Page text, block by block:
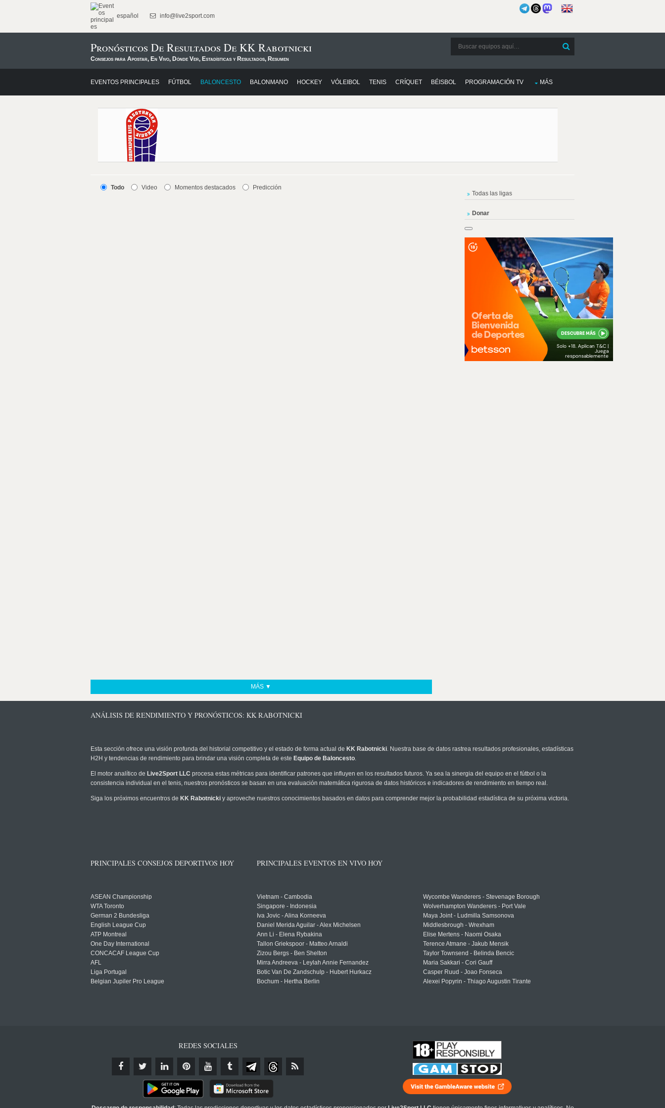
español info@live2sport.com
Pronósticos De Resultados De KK Rabotnicki
Consejos para Apostar, En Vivo, Dónde Ver, Estadísticas y Resultados, Resumen
EVENTOS PRINCIPALES FÚTBOL BALONCESTO BALONMANO HOCKEY VÓLEIBOL TENIS CRÍQUET BÉISBOL PROGRAMACIÓN TV MÁS
Todo Video Momentos destacados Predicción
MÁS ▼
Todas las ligas
Donar
ANÁLISIS DE RENDIMIENTO Y PRONÓSTICOS: KK RABOTNICKI
Esta sección ofrece una visión profunda del historial competitivo y el estado de forma actual de KK Rabotnicki. Nuestra base de datos rastrea resultados profesionales, estadísticas
H2H y tendencias de rendimiento para brindar una visión completa de este Equipo de Baloncesto.
El motor analítico de Live2Sport LLC procesa estas métricas para identificar patrones que influyen en los resultados futuros. Ya sea la sinergia del equipo en el fútbol o la
consistencia individual en el tenis, nuestros pronósticos se basan en una evaluación matemática rigurosa de datos históricos e indicadores de rendimiento en tiempo real.
Siga los próximos encuentros de KK Rabotnicki y aproveche nuestros conocimientos basados en datos para comprender mejor la probabilidad estadística de su próxima victoria.
PRINCIPALES CONSEJOS DEPORTIVOS HOY
ASEAN Championship
WTA Toronto
German 2 Bundesliga
English League Cup
ATP Montreal
One Day International
CONCACAF League Cup
AFL
Liga Portugal
Belgian Jupiler Pro League
PRINCIPALES EVENTOS EN VIVO HOY
Vietnam - Cambodia
Singapore - Indonesia
Iva Jovic - Alina Korneeva
Daniel Merida Aguilar - Alex Michelsen
Ann Li - Elena Rybakina
Tallon Griekspoor - Matteo Arnaldi
Zizou Bergs - Ben Shelton
Mirra Andreeva - Leylah Annie Fernandez
Botic Van De Zandschulp - Hubert Hurkacz
Bochum - Hertha Berlin
Wycombe Wanderers - Stevenage Borough
Wolverhampton Wanderers - Port Vale
Maya Joint - Ludmilla Samsonova
Middlesbrough - Wrexham
Elise Mertens - Naomi Osaka
Terence Atmane - Jakub Mensik
Taylor Townsend - Belinda Bencic
Maria Sakkari - Cori Gauff
Casper Ruud - Joao Fonseca
Alexei Popyrin - Thiago Augustin Tirante
REDES SOCIALES